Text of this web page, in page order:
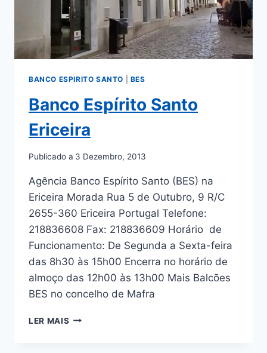
BANCO ESPIRITO SANTO BES
Banco Espírito Santo
Ericeira
Publicado a 3 Dezembro, 2013
Agência Banco Espírito Santo (BES) na
Ericeira Morada Rua 5 de Outubro, 9 R/C
2655-360 Ericeira Portugal Telefone:
218836608 Fax: 218836609 Horário de
Funcionamento: De Segunda a Sexta-feira
das 8h30 às 15h00 Encerra no horário de
almoço das 12h00 às 13h00 Mais Balcões
BES no concelho de Mafra
LER MAIS BANCO